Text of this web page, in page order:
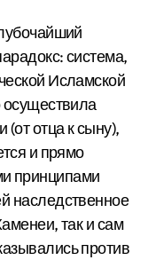
система,
Исламской
(от отца к сыну),
и прямо
принципами
наследственное
так и сам
против